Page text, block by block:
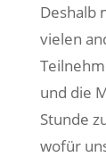
Deshalb
vielen
und die
Stunde
wofür